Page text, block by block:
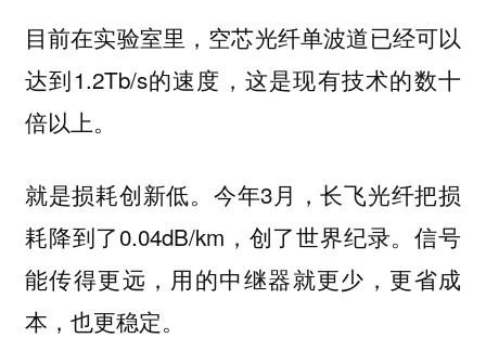
目前在实验室里，空芯光纤单波道已经可以
达到1.2Tb/s的速度，这是现有技术的数十
倍以上。
就是损耗创新低。今年3月，长飞光纤把损
耗降到了0.04dB/km，创了世界纪录。信号
能传得更远，用的中继器就更少，更省成
本，也更稳定。